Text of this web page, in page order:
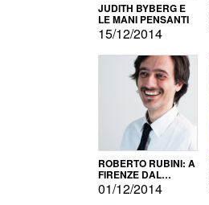
JUDITH BYBERG E
LE MANI PENSANTI
15/12/2014
ROBERTO RUBINI: A
FIRENZE DAL
PRODOTTO ALLA
PROMOZIONE
01/12/2014